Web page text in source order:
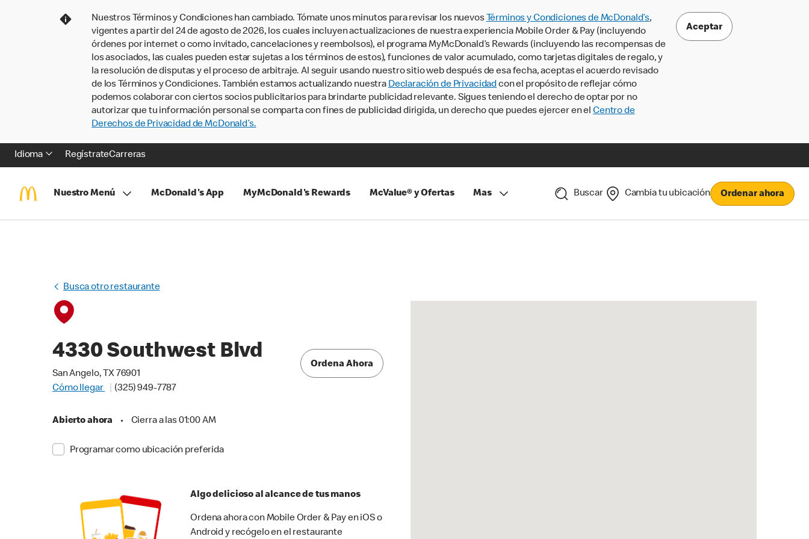
Nuestros Términos y Condiciones han cambiado. Tómate unos minutos para revisar los nuevos Términos y Condiciones de McDonald’s,
vigentes a partir del 24 de agosto de 2026, los cuales incluyen actualizaciones de nuestra experiencia Mobile Order & Pay (incluyendo
órdenes por internet o como invitado, cancelaciones y reembolsos), el programa MyMcDonald’s Rewards (incluyendo las recompensas de
los asociados, las cuales pueden estar sujetas a los términos de estos), funciones de valor acumulado, como tarjetas digitales de regalo, y
la resolución de disputas y el proceso de arbitraje. Al seguir usando nuestro sitio web después de esa fecha, aceptas el acuerdo revisado
de los Términos y Condiciones. También estamos actualizando nuestra Declaración de Privacidadcon el propósito de reflejar cómo
podemos colaborar con ciertos socios publicitarios para brindarte publicidad relevante. Sigues teniendo el derecho de optar por no
autorizar que tu información personal se comparta con fines de publicidad dirigida, un derecho que puedes ejercer en el Centro de
Derechos de Privacidad de McDonald’s.
Aceptar
Idioma RegístrateCarreras
Nuestro Menú McDonald's App MyMcDonald's Rewards McValue® y Ofertas Mas Buscar Cambia tu ubicación Ordenar ahora
Busca otro restaurante
4330 Southwest Blvd
San Angelo, TX 76901
Cómo llegar
(325) 949-7787
Abierto ahora • Cierra a las 01:00 AM
Programar como ubicación preferida
Ordena Ahora
Algo delicioso al alcance de tus manos
Ordena ahora con Mobile Order & Pay en iOS o
Android y recógelo en el restaurante